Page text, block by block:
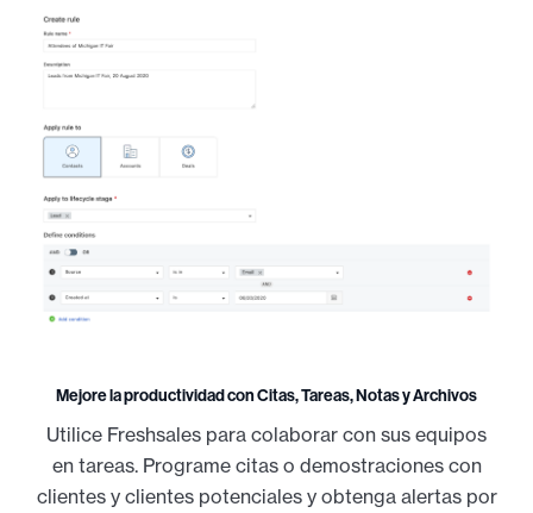
Mejore la productividad con Citas, Tareas, Notas y Archivos
Utilice Freshsales para colaborar con sus equipos
en tareas. Programe citas o demostraciones con
clientes y clientes potenciales y obtenga alertas por